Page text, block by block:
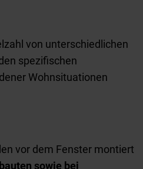
von unterschiedlichen
spezifischen
Wohnsituationen
vor dem Fenster montiert
sowie bei